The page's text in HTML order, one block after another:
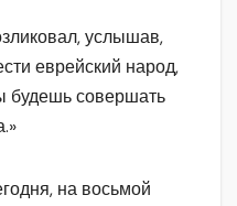
услышав,
еврейский народ,
будешь совершать
на восьмой